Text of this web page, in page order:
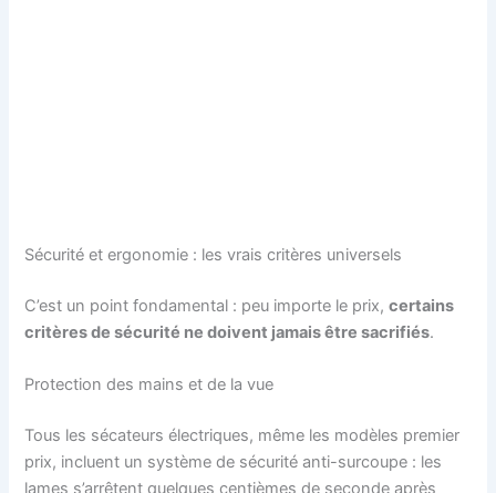
Sécurité et ergonomie : les vrais critères universels
C’est un point fondamental : peu importe le prix,certains
critères de sécurité ne doivent jamais être sacrifiés.
Protection des mains et de la vue
Tous les sécateurs électriques, même les modèles premier
prix, incluent un système de sécurité anti-surcoupe : les
lames s’arrêtent quelques centièmes de seconde après